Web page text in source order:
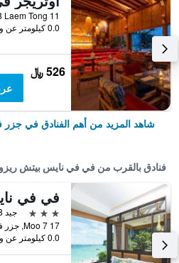
0.0 كيلومتر عن وسط المدينة
526 ﷼
شاهد المزيد من أهم الفنادق في
فنادق بالقرب من في في نايس بيتش
3 نجوم
جيد 6.8
17 Moo 7, جزر في في, تايلاند
0.0 كيلومتر عن وسط المدينة